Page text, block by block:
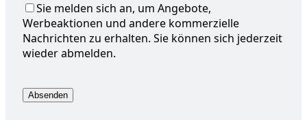
Sie melden sich an, um Angebote,
Werbeaktionen und andere kommerzielle
Nachrichten zu erhalten. Sie können sich jederzeit
wieder abmelden.